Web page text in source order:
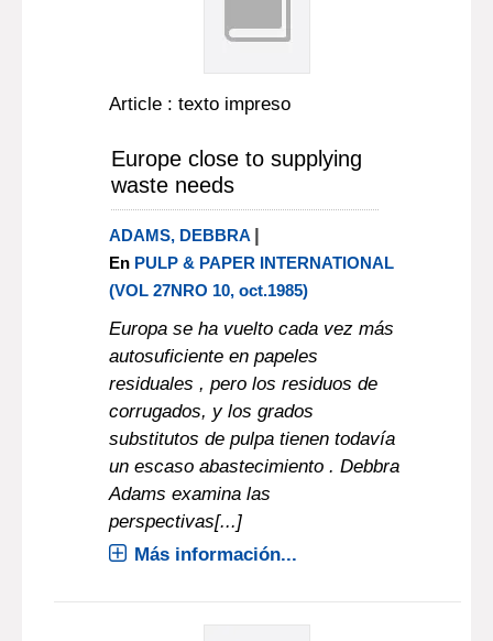
Article : texto impreso
Europe close to supplying
waste needs
ADAMS, DEBBRA |
En PULP & PAPER INTERNATIONAL
(VOL 27NRO 10, oct.1985)
Europa se ha vuelto cada vez más
autosuficiente en papeles
residuales , pero los residuos de
corrugados, y los grados
substitutos de pulpa tienen todavía
un escaso abastecimiento . Debbra
Adams examina las
perspectivas[...]
Más información...